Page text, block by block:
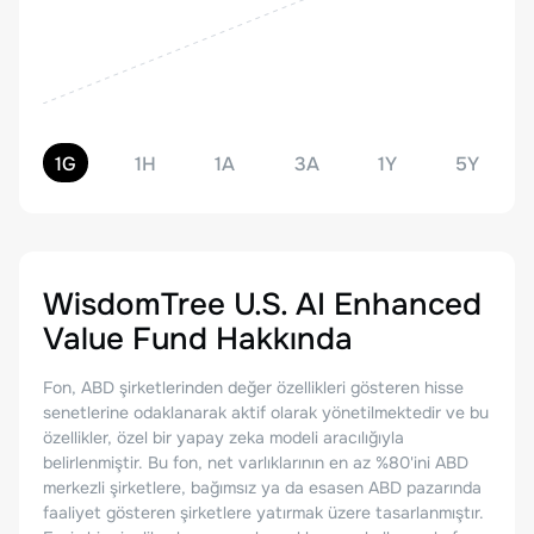
1G 1H 1A 3A 1Y 5Y
WisdomTree U.S. AI Enhanced
Value Fund Hakkında
Fon, ABD şirketlerinden değer özellikleri gösteren hisse
senetlerine odaklanarak aktif olarak yönetilmektedir ve bu
özellikler, özel bir yapay zeka modeli aracılığıyla
belirlenmiştir. Bu fon, net varlıklarının en az %80'ini ABD
merkezli şirketlere, bağımsız ya da esasen ABD pazarında
faaliyet gösteren şirketlere yatırmak üzere tasarlanmıştır.